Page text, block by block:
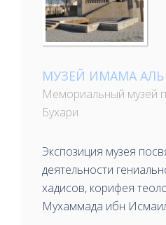
МУЗЕЙ ИМАМА АЛЬ
Мемориальный музей
Бухари
Экспозиция музея
деятельности
хадисов, корифея
Мухаммада ибн